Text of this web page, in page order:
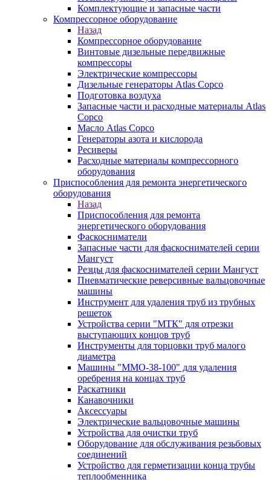
Комплектующие и запасные части
Компрессорное оборудование
Назад
Компрессорное оборудование
Винтовые дизельные передвижные
компрессоры
Электрические компрессоры
Дизельные генераторы Atlas Copco
Подготовка воздуха
Запасные части и расходные материалы Atlas
Copco
Масло Atlas Copco
Генераторы азота и кислорода
Ресиверы
Расходные материалы компрессорного
оборудования
Приспособления для ремонта энергетического
оборудования
Назад
Приспособления для ремонта
энергетического оборудования
Фаскосниматели
Запасные части для фаскоснимателей серии
Мангуст
Резцы для фаскоснимателей серии Мангуст
Пневматические реверсивные вальцовочные
машины
Инструмент для удаления труб из трубных
решеток
Устройства серии "МТК" для отрезки
выступающих концов труб
Инструменты для торцовки труб малого
диаметра
Машины "ММО-38-100" для удаления
оребрения на концах труб
Раскатники
Канавочники
Аксессуары
Электрические вальцовочные машины
Устройства для очистки труб
Оборудование для обслуживания резьбовых
соединений
Устройство для герметизации конца трубы
теплообменника